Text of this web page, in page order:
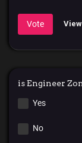
Vote
is Engineer
Yes
No